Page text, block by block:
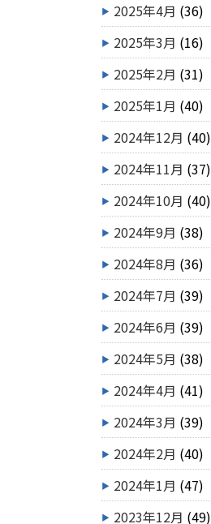
2025年4月 (36)
2025年3月 (16)
2025年2月 (31)
2025年1月 (40)
2024年12月 (40)
2024年11月 (37)
2024年10月 (40)
2024年9月 (38)
2024年8月 (36)
2024年7月 (39)
2024年6月 (39)
2024年5月 (38)
2024年4月 (41)
2024年3月 (39)
2024年2月 (40)
2024年1月 (47)
2023年12月 (49)